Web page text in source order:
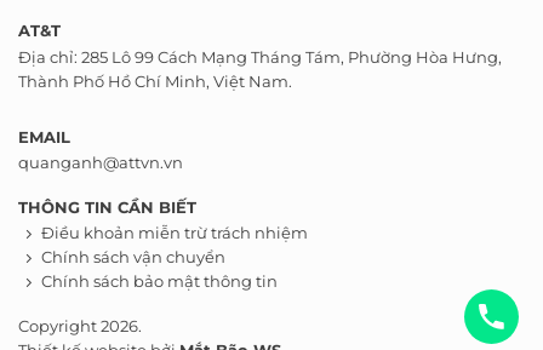
AT&T
Địa chỉ: 285 Lô 99 Cách Mạng Tháng Tám, Phường Hòa Hưng,
Thành Phố Hồ Chí Minh, Việt Nam.
EMAIL
quanganh@attvn.vn
THÔNG TIN CẦN BIẾT
Điều khoản miễn trừ trách nhiệm
Chính sách vận chuyển
Chính sách bảo mật thông tin
Copyright 2026.